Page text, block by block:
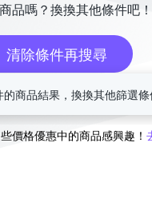
品嗎？換換其他條件吧！
清除條件再搜尋
或
價格優惠中的商品感興趣！
商品結果，換換其他篩選條